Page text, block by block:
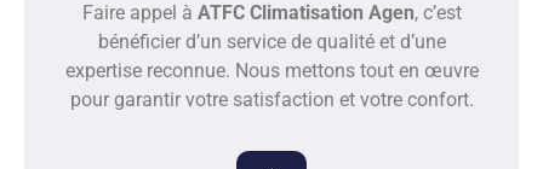
Faire appel à ATFC Climatisation Agen, c’est
bénéficier d’un service de qualité et d’une
expertise reconnue. Nous mettons tout en œuvre
pour garantir votre satisfaction et votre confort.